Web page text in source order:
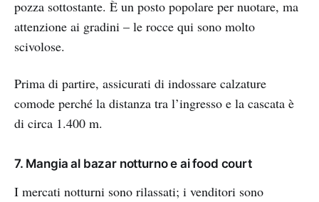
pozza sottostante. È un posto popolare per nuotare, ma
attenzione ai gradini – le rocce qui sono molto
scivolose.
Prima di partire, assicurati di indossare calzature
comode perché la distanza tra l’ingresso e la cascata è
di circa 1.400 m.
7. Mangia al bazar notturno e ai food court
I mercati notturni sono rilassati; i venditori sono